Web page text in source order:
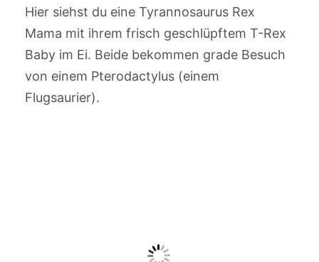
Hier siehst du eine Tyrannosaurus Rex
Mama mit ihrem frisch geschlüpftem T-Rex
Baby im Ei. Beide bekommen grade Besuch
von einem Pterodactylus (einem
Flugsaurier).